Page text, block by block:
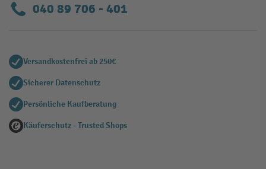
040 89 706 - 401
Versandkostenfrei ab 250€
Sicherer Datenschutz
Persönliche Kaufberatung
Käuferschutz - Trusted Shops